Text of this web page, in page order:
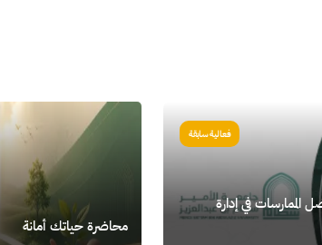
فعالية سابقة
الممارسات في إدارة
الصورة
محاضرة حياتك أمانة